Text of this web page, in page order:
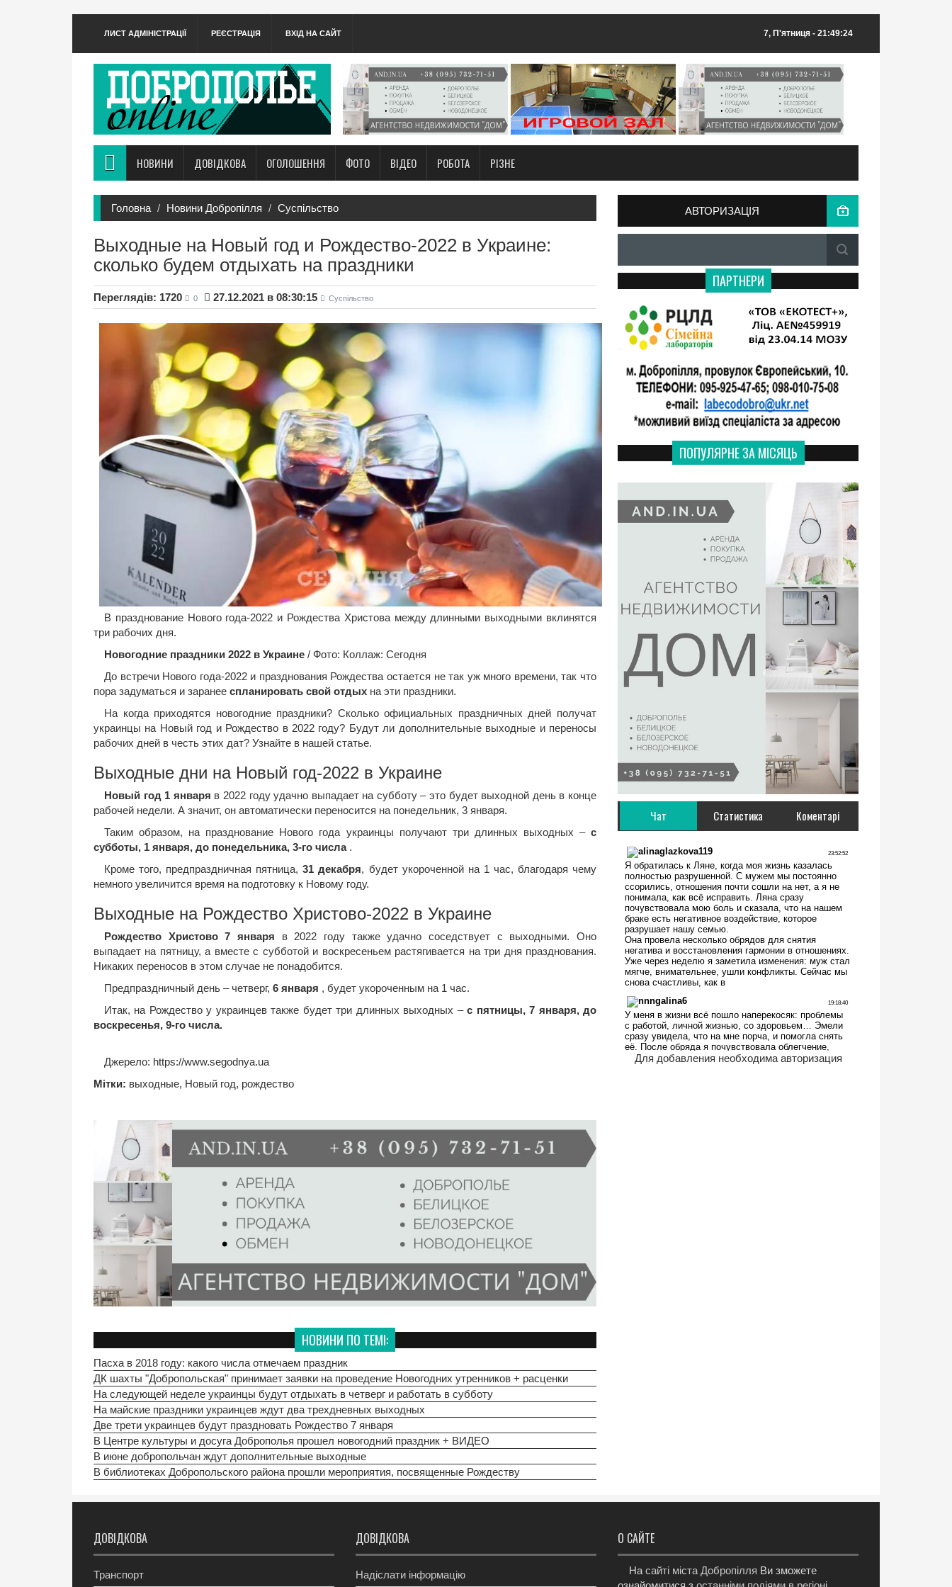
ЛИСТ АДМІНІСТРАЦІЇ РЕЄСТРАЦІЯ ВХІД НА САЙТ 7, П'ятниця - 21:49:24
НОВИНИ ДОВІДКОВА ОГОЛОШЕННЯ ФОТО ВІДЕО РОБОТА РІЗНЕ
Головна Новини Добропілля Суспільство
Выходные на Новый год и Рождество-2022 в Украине:
сколько будем отдыхать на праздники
Переглядів: 1720 0 27.12.2021 в 08:30:15 Суспільство
В празднование Нового года-2022 и Рождества Христова между длинными выходными вклинятся
три рабочих дня.
Новогодние праздники 2022 в Украине / Фото: Коллаж: Сегодня
До встречи Нового года-2022 и празднования Рождества остается не так уж много времени, так что
пора задуматься и заранее спланировать свой отдых на эти праздники.
На когда приходятся новогодние праздники? Сколько официальных праздничных дней получат
украинцы на Новый год и Рождество в 2022 году? Будут ли дополнительные выходные и переносы
рабочих дней в честь этих дат? Узнайте в нашей статье.
Выходные дни на Новый год-2022 в Украине
Новый год 1 января в 2022 году удачно выпадает на субботу – это будет выходной день в конце
рабочей недели. А значит, он автоматически переносится на понедельник, 3 января.
Таким образом, на празднование Нового года украинцы получают три длинных выходных – с
субботы, 1 января, до понедельника, 3-го числа.
Кроме того, предпраздничная пятница,31 декабря, будет укороченной на 1 час, благодаря чему
немного увеличится время на подготовку к Новому году.
Выходные на Рождество Христово-2022 в Украине
Рождество Христово 7 января в 2022 году также удачно соседствует с выходными. Оно
выпадает на пятницу, а вместе с субботой и воскресеньем растягивается на три дня празднования.
Никаких переносов в этом случае не понадобится.
Предпраздничный день – четверг, 6 января , будет укороченным на 1 час.
Итак, на Рождество у украинцев также будет три длинных выходных –с пятницы, 7 января, до
воскресенья, 9-го числа.
Джерело: https://www.segodnya.ua
Мітки: выходные, Новый год, рождество
НОВИНИ ПО ТЕМІ:
Пасха в 2018 году: какого числа отмечаем праздник
ДК шахты "Добропольская" принимает заявки на проведение Новогодних утренников + расценки
На следующей неделе украинцы будут отдыхать в четверг и работать в субботу
На майские праздники украинцев ждут два трехдневных выходных
Две трети украинцев будут праздновать Рождество 7 января
В Центре культуры и досуга Доброполья прошел новогодний праздник + ВИДЕО
В июне добропольчан ждут дополнительные выходные
В библиотеках Добропольского района прошли мероприятия, посвященные Рождеству
АВТОРИЗАЦІЯ
ПАРТНЕРИ
ПОПУЛЯРНЕ ЗА МІСЯЦЬ
Чат Статистика Коментарі
Для добавления необходима авторизация
ДОВІДКОВА
Транспорт
ДОВІДКОВА
Надіслати інформацію
О САЙТЕ
На сайті міста Добропілля Ви зможете